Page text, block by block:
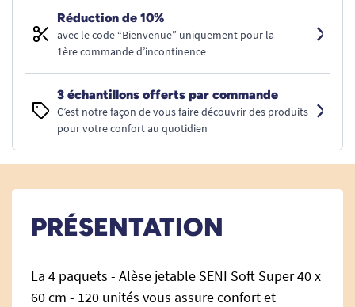
Réduction de 10%
avec le code “Bienvenue” uniquement pour la
1ère commande d’incontinence
3 échantillons offerts par commande
C’est notre façon de vous faire découvrir des produits
pour votre confort au quotidien
PRÉSENTATION
La 4 paquets - Alèse jetable SENI Soft Super 40 x
60 cm - 120 unités vous assure confort et